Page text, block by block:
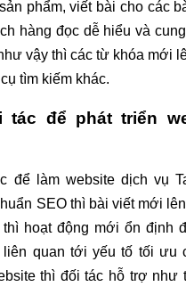
phẩm, viết bài cho các
hàng đọc dễ hiểu và
vậy thì các từ khóa mới
tìm kiếm khác.
tác để phát triển
để làm website dịch vụ
SEO thì bài viết mới
hoạt động mới ổn định
liên quan tới yếu tố tối ưu
thì đối tác hỗ trợ như